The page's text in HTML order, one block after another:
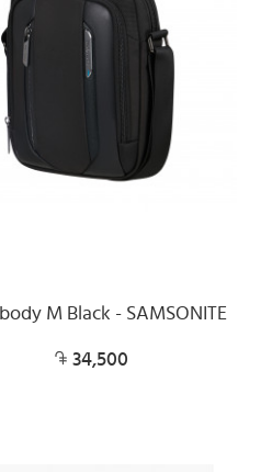
M Black - SAMSONITE
34,500